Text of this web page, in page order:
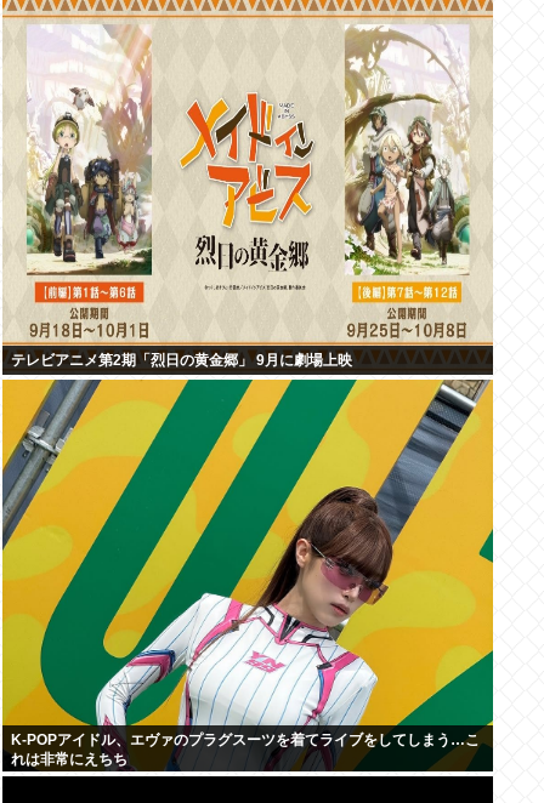
テレビアニメ第2期「烈日の黄金郷」 9月に劇場上映
K-POPアイドル、エヴァのプラグスーツを着てライブをしてしまう…こ
れは非常にえちち